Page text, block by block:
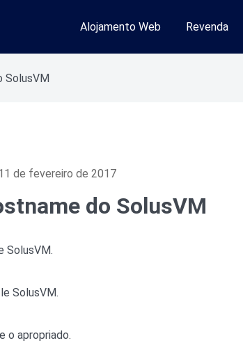
Alojamento Web
Alojamento Web Revenda
SolusVM
de fevereiro de 2017
do SolusVM
SolusVM.
SolusVM.
o apropriado.